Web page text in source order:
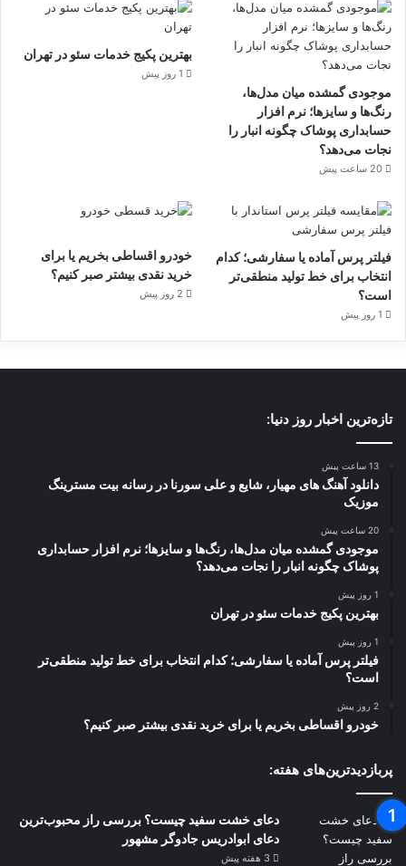
موجودی گمشده میان مدل‌ها،
رنگ‌ها و سایزها؛ نرم افزار
حسابداری پوشاک چگونه انبار را
نجات می‌دهد؟
20 ساعت پیش
بهترین پکیج خدمات سئو در تهران
1 روز پیش
فیلتر پرس آماده یا سفارشی؛ کدام
انتخاب برای خط تولید منطقی‌تر
است؟
1 روز پیش
خودرو اقساطی بخریم یا برای
خرید نقدی بیشتر صبر کنیم؟
2 روز پیش
تازه‌ترین اخبار روز دنیا:
13 ساعت پیش
دانلود آهنگ های مهیار، شایع و علی سورنا در رسانه بیت مسترینگ
موزیک
20 ساعت پیش
موجودی گمشده میان مدل‌ها، رنگ‌ها و سایزها؛ نرم افزار حسابداری
پوشاک چگونه انبار را نجات می‌دهد؟
1 روز پیش
بهترین پکیج خدمات سئو در تهران
1 روز پیش
فیلتر پرس آماده یا سفارشی؛ کدام انتخاب برای خط تولید منطقی‌تر
است؟
2 روز پیش
خودرو اقساطی بخریم یا برای خرید نقدی بیشتر صبر کنیم؟
پربازدیدترین‌های هفته:
دعای خشت سفید چیست؟ بررسی راز محبوب‌ترین
دعای ابوادریس جادوگر مشهور
3 هفته پیش